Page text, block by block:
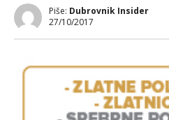
Piše: Dubrovnik Insider
27/10/2017